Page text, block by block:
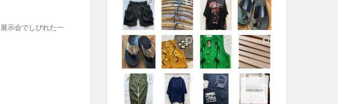
示会でしびれた一